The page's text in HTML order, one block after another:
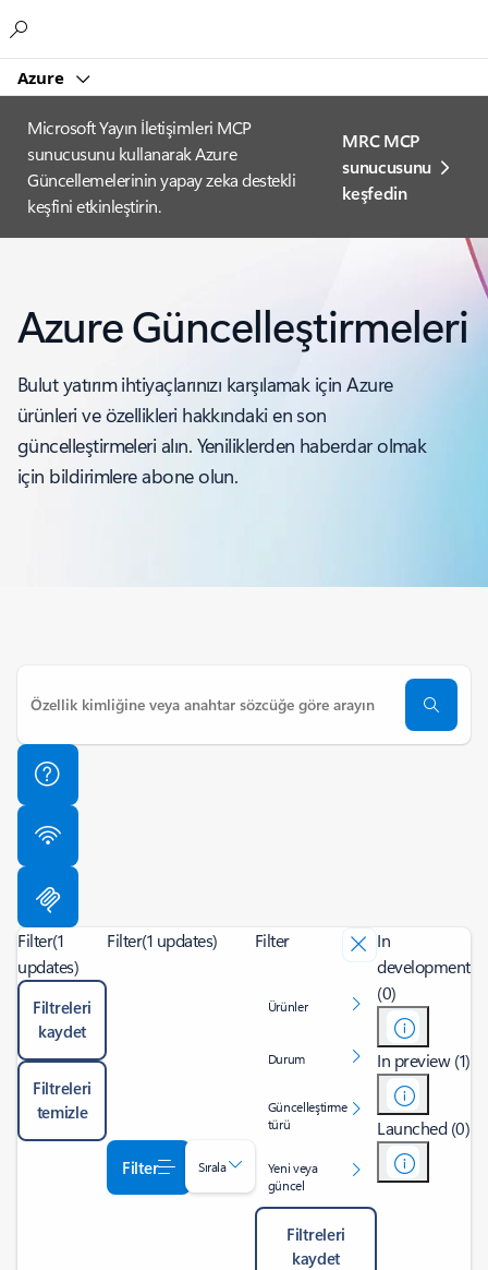
Azure
Microsoft Yayın İletişimleri MCP
sunucusunu kullanarak Azure
Güncellemelerinin yapay zeka destekli
keşfini etkinleştirin.
MRC MCP
sunucusunu
keşfedin
Azure Güncelleştirmeleri
Bulut yatırım ihtiyaçlarınızı karşılamak için Azure
ürünleri ve özellikleri hakkındaki en son
güncelleştirmeleri alın. Yeniliklerden haberdar olmak
için bildirimlere abone olun.
Filter(1
updates)
Filtreleri
kaydet
Filtreleri
temizle
Filter(1 updates)
Filter Sırala
Filter
Ürünler
Durum
Güncelleştirme
türü
Yeni veya
güncel
Filtreleri
kaydet
In
development
(0)
In preview (1)
Launched (0)